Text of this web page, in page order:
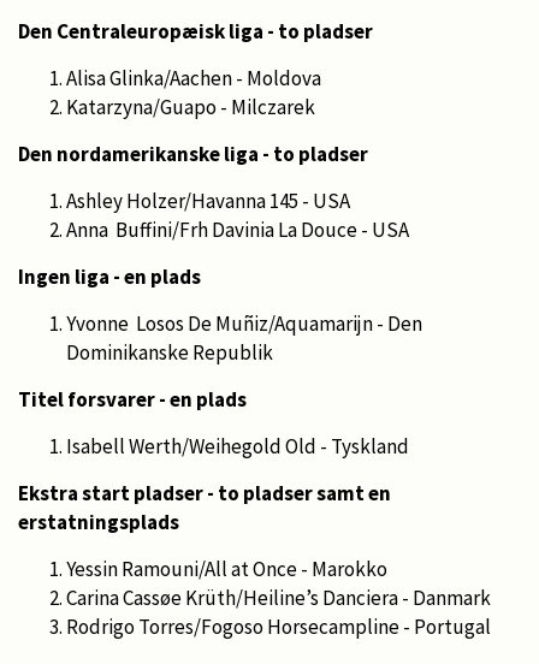
Den Centraleuropæisk liga - to pladser
Alisa Glinka/Aachen - Moldova
Katarzyna/Guapo - Milczarek
Den nordamerikanske liga - to pladser
Ashley Holzer/Havanna 145 - USA
Anna Buffini/Frh Davinia La Douce - USA
Ingen liga - en plads
Yvonne Losos De Muñiz/Aquamarijn - Den
Dominikanske Republik
Titel forsvarer - en plads
Isabell Werth/Weihegold Old - Tyskland
Ekstra start pladser - to pladser samt en
erstatningsplads
Yessin Ramouni/All at Once - Marokko
Carina Cassøe Krüth/Heiline’s Danciera - Danmark
Rodrigo Torres/Fogoso Horsecampline - Portugal